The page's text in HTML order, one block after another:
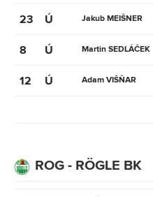
23 Ú Jakub MEIŠNER
8 Ú Martin SEDLÁČEK
12 Ú Adam VIŠŇAR
ROG - RÖGLE BK